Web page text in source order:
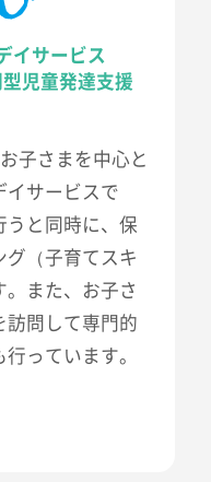
イサービス
児童発達支援
子さまを中心と
イサービスで
と同時に、保
（子育てスキ
また、お子さ
訪問して専門的
っています。